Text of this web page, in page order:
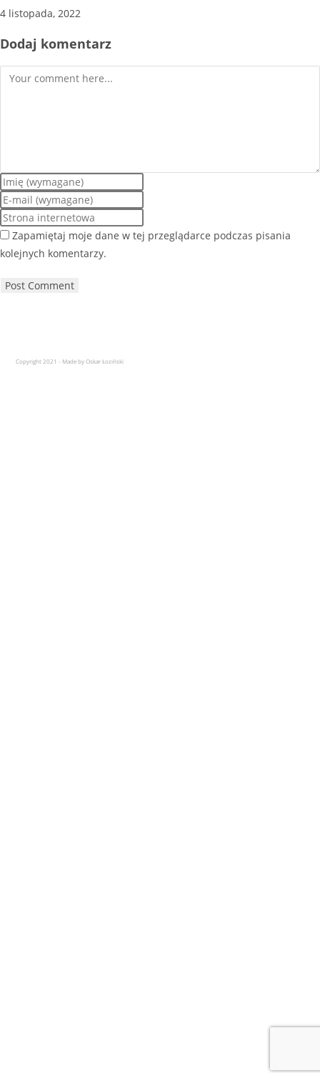
4 listopada, 2022
Dodaj komentarz
Zapamiętaj moje dane w tej przeglądarce podczas pisania
kolejnych komentarzy.
Copyright 2021 - Made by Oskar Łoziński